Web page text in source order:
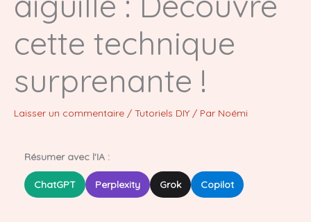
cette technique
surprenante !
Laisser un commentaire / Tutoriels DIY / Par Noémi
Résumer avec l'IA :
ChatGPT Perplexity Grok Copilot